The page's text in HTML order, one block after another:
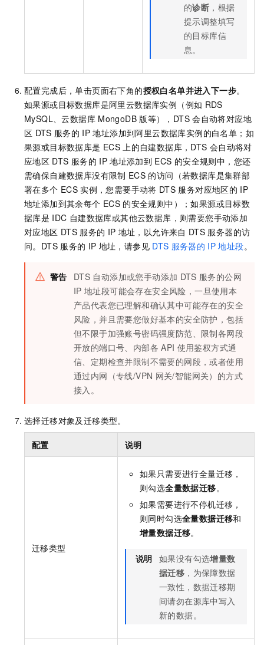
的诊断 ，根据
提示调整填写
的目标库信
息。
配置完成后，单击页面右下角的授权白名单并进入下一步。
如果源或目标数据库是阿里云数据库实例（例如 RDS
MySQL、云数据库 MongoDB 版等），DTS 会自动将对应地
区 DTS 服务的 IP 地址添加到阿里云数据库实例的白名单；如
果源或目标数据库是 ECS 上的自建数据库，DTS 会自动将对
应地区 DTS 服务的 IP 地址添加到 ECS 的安全规则中，您还
需确保自建数据库没有限制 ECS 的访问（若数据库是集群部
署在多个 ECS 实例，您需要手动将 DTS 服务对应地区的 IP
地址添加到其余每个 ECS 的安全规则中）；如果源或目标数
据库是 IDC 自建数据库或其他云数据库，则需要您手动添加
对应地区 DTS 服务的 IP 地址，以允许来自 DTS 服务器的访
问。DTS 服务的 IP 地址，请参见 DTS 服务器的 IP 地址段。
警告 DTS 自动添加或您手动添加 DTS 服务的公网
IP 地址段可能会存在安全风险，一旦使用本
产品代表您已理解和确认其中可能存在的安全
风险，并且需要您做好基本的安全防护，包括
但不限于加强账号密码强度防范、限制各网段
开放的端口号、内部各 API 使用鉴权方式通
信、定期检查并限制不需要的网段，或者使用
通过内网（专线/VPN 网关/智能网关）的方式
接入。
选择迁移对象及迁移类型。
配置 说明
迁移类型
如果只需要进行全量迁移，
则勾选全量数据迁移。
如果需要进行不停机迁移，
则同时勾选全量数据迁移和
增量数据迁移。
说明 如果没有勾选增量数
据迁移 ，为保障数据
一致性，数据迁移期
间请勿在源库中写入
新的数据。